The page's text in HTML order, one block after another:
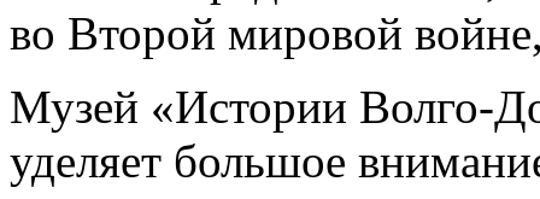
во Второй мировой
Музей «Истории Волго-
уделяет большое